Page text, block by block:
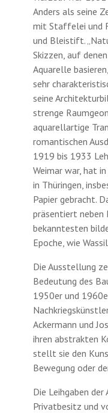
Anders als seine
mit Staffelei und
und Bleistift.
Skizzen, auf
Aquarelle
sehr
seine
strenge
aquarellartige
romantischen
1919 bis 1933
Weimar war, hat
in Thüringen,
Papier gebracht.
präsentiert neben
bekanntesten
Epoche, wie
Die Ausstellung
Bedeutung des
1950er und
Ackermann und
ihren abstrakten
stellt sie den
Bewegung oder
Die Leihgaben
Privatbesitz und